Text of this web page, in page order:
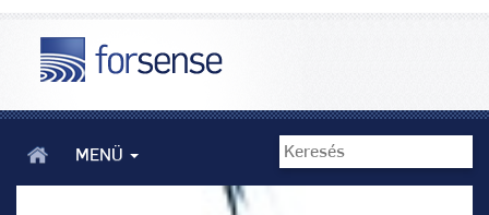
MENÜ
Mivel oltjuk szomjunkat? - Forsense